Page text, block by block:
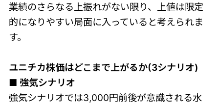
業績のさらなる上振れがない限り、上値は限定
的になりやすい局面に入っていると考えられま
す。
ユニチカ株価はどこまで上がるか(3シナリオ)
■ 強気シナリオ
強気シナリオでは3,000円前後が意識される水